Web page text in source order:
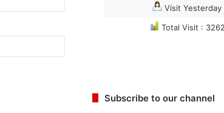
Visit Yesterday
Total Visit :
Subscribe to our channel